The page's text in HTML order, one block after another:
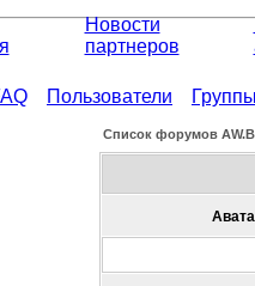
Новости
партнеров
Пользователи
Список форумов